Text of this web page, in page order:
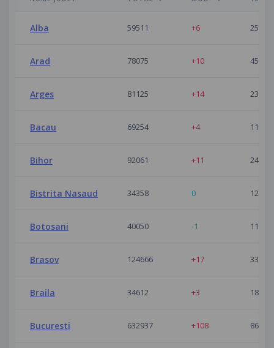
Alba 59511 +6 25
Arad 78075 +10 45
Arges 81125 +14 23
Bacau 69254 +4 11
Bihor 92061 +11 24
Bistrita Nasaud 34358 0 12
Botosani 40050 -1 11
Brasov 124666 +17 33
Braila 34612 +3 18
Bucuresti 632937 +108 86